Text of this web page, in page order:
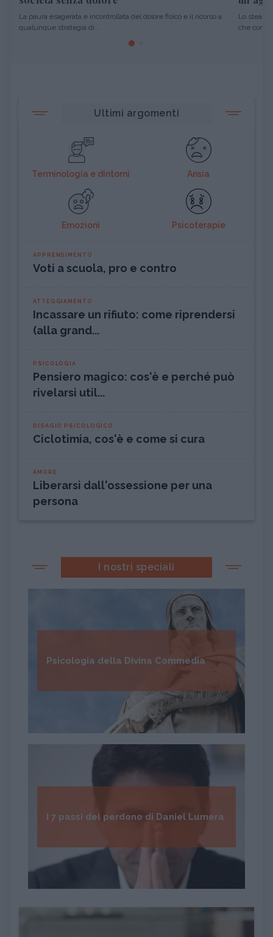
La paura esagerata e incontrollata del dolore fisico e il ricorso a
qualunque strategia di...
Lo
che
Ultimi argomenti
Terminologia e dintorni Ansia
Emozioni Psicoterapie
APPRENDIMENTO
Voti a scuola, pro e contro
ATTEGGIAMENTO
Incassare un rifiuto: come riprendersi
(alla grand...
PSICOLOGIA
Pensiero magico: cos'è e perché può
rivelarsi util...
DISAGIO PSICOLOGICO
Ciclotimia, cos'è e come si cura
AMORE
Liberarsi dall'ossessione per una
persona
I nostri speciali
Psicologia della Divina Commedia
I 7 passi del perdono di Daniel Lumera